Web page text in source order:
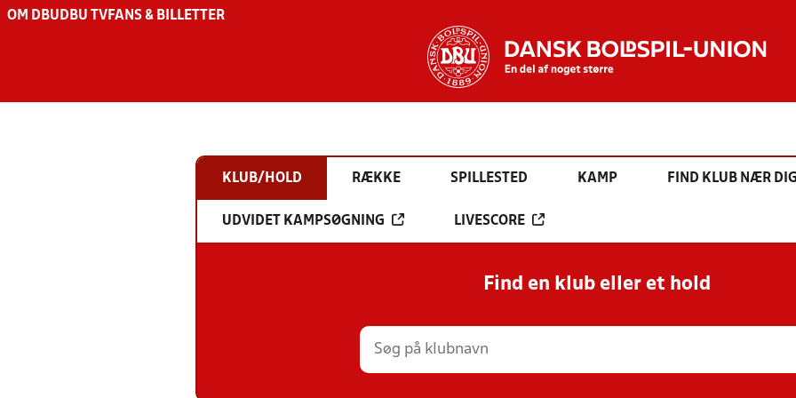
OM DBU DBU TV FANS & BILLETTER
KLUB/HOLD RÆKKE SPILLESTED KAMP FIND KLUB NÆR
UDVIDET KAMPSØGNING LIVESCORE
Find en klub eller et hold